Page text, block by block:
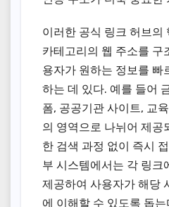
이러한 공식 링크 허브의
카테고리의 웹 주소를 구
용자가 원하는 정보를 빠
하는 데 있다. 예를 들어
폼, 공공기관 사이트, 교
의 영역으로 나뉘어 제공
한 검색 과정 없이 즉시
부 시스템에서는 각 링크
제공하여 사용자가 해당
에 이해할 수 있도록 돕